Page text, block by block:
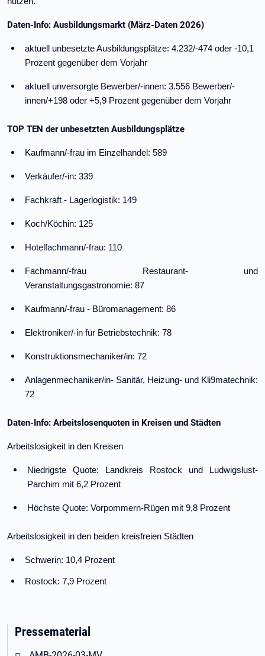
Daten-Info: Ausbildungsmarkt (März-Daten 2026)
aktuell unbesetzte Ausbildungsplätze: 4.232/-474 oder -10,1
Prozent gegenüber dem Vorjahr
aktuell unversorgte Bewerber/-innen: 3.556 Bewerber/-
innen/+198 oder +5,9 Prozent gegenüber dem Vorjahr
TOP TEN der unbesetzten Ausbildungsplätze
Kaufmann/-frau im Einzelhandel: 589
Verkäufer/-in: 339
Fachkraft - Lagerlogistik: 149
Koch/Köchin: 125
Hotelfachmann/-frau: 110
Fachmann/-frau Restaurant- und
Veranstaltungsgastronomie: 87
Kaufmann/-frau - Büromanagement: 86
Elektroniker/-in für Betriebstechnik: 78
Konstruktionsmechaniker/in: 72
Anlagenmechaniker/in- Sanitär, Heizung- und Kli9matechnik:
72
Daten-Info: Arbeitslosenquoten in Kreisen und Städten
Arbeitslosigkeit in den Kreisen
Niedrigste Quote: Landkreis Rostock und Ludwigslust-
Parchim mit 6,2 Prozent
Höchste Quote: Vorpommern-Rügen mit 9,8 Prozent
Arbeitslosigkeit in den beiden kreisfreien Städten
Schwerin: 10,4 Prozent
Rostock: 7,9 Prozent
Pressematerial